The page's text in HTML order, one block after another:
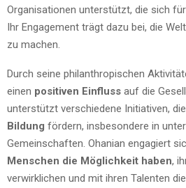
Organisationen unterstützt, die sich
Ihr Engagement trägt dazu bei, die
zu machen.
Durch seine philanthropischen
einen positiven Einfluss auf die
unterstützt verschiedene Initiativen, die
Bildung fördern, insbesondere in
Gemeinschaften. Ohanian engagiert
Menschen die Möglichkeit haben,
verwirklichen und mit ihren Talenten